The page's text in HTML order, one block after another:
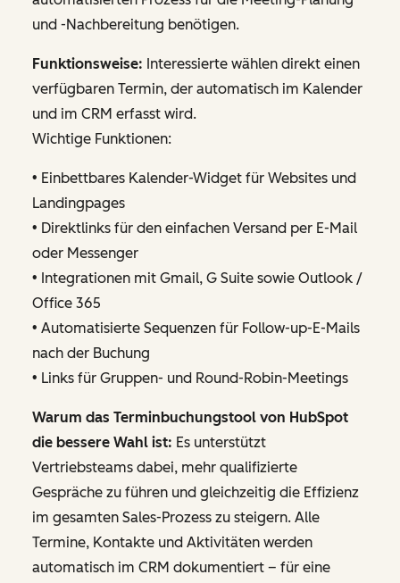
und -Nachbereitung benötigen.
Funktionsweise: Interessierte wählen direkt einen
verfügbaren Termin, der automatisch im Kalender
und im CRM erfasst wird.
Wichtige Funktionen:
• Einbettbares Kalender-Widget für Websites und
Landingpages
• Direktlinks für den einfachen Versand per E-Mail
oder Messenger
• Integrationen mit Gmail, G Suite sowie Outlook /
Office 365
• Automatisierte Sequenzen für Follow-up-E-Mails
nach der Buchung
• Links für Gruppen- und Round-Robin-Meetings
Warum das Terminbuchungstool von HubSpot
die bessere Wahl ist: Es unterstützt
Vertriebsteams dabei, mehr qualifizierte
Gespräche zu führen und gleichzeitig die Effizienz
im gesamten Sales-Prozess zu steigern. Alle
Termine, Kontakte und Aktivitäten werden
automatisch im CRM dokumentiert – für eine